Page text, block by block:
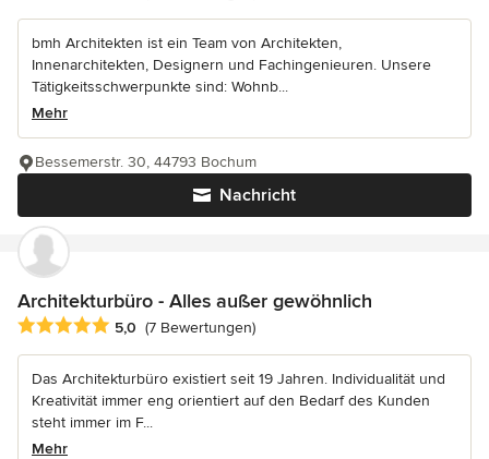
bmh Architekten ist ein Team von Architekten,
Innenarchitekten, Designern und Fachingenieuren. Unsere
Tätigkeitsschwerpunkte sind: Wohnb...
Mehr
Nachricht
Bessemerstr. 30, 44793 Bochum
Architekturbüro - Alles außer gewöhnlich
Durchschnittliche Bewertung: 5 von 5 Sternen
5,0 (7 Bewertungen)
Das Architekturbüro existiert seit 19 Jahren. Individualität und
Kreativität immer eng orientiert auf den Bedarf des Kunden
steht immer im F...
Mehr